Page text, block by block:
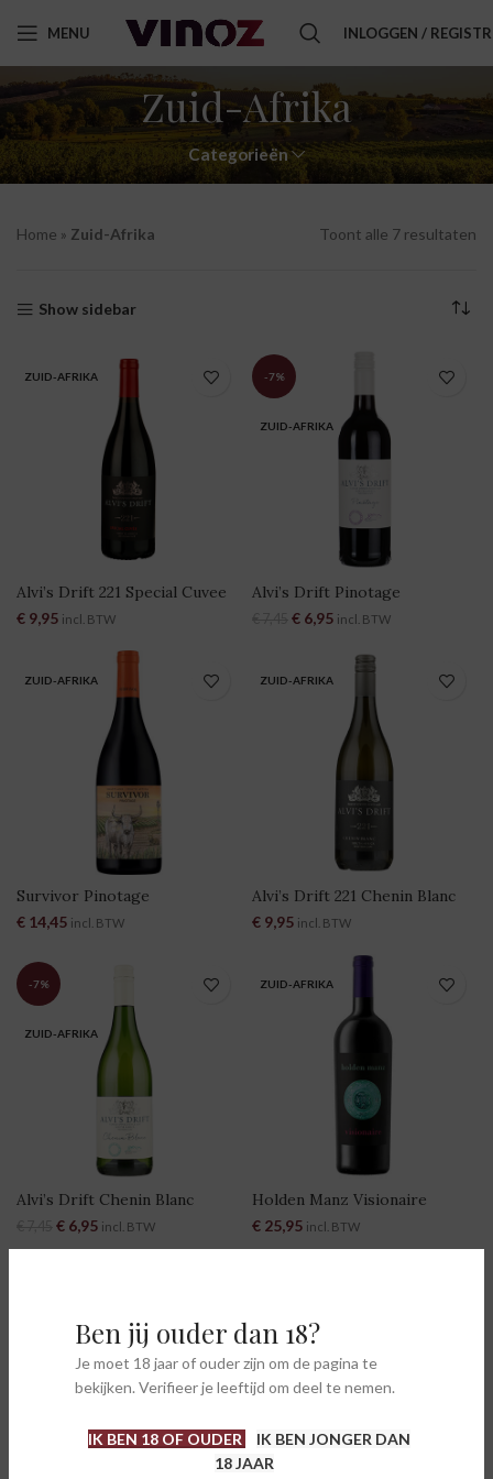
Ben jij ouder dan 18?
Je moet 18 jaar of ouder zijn om de pagina te
bekijken. Verifieer je leeftijd om deel te nemen.
IK BEN 18 OF OUDER
IK BEN JONGER DAN
18 JAAR
MENU INLOGGEN /
Zuid-Afrika
Categorieën
Home » Zuid-Afrika Toont alle 7 resultaten
Show sidebar
ZUID-AFRIKA
Alvi’s Drift 221 Special Cuvee
€ 9,95 incl. BTW
-7%
ZUID-AFRIKA
Alvi’s Drift Pinotage
Oorspronkelijke prijs was:
€ 6,95 Huidige prijs is:
incl. BTW
ZUID-AFRIKA
Survivor Pinotage
€ 14,45 incl. BTW
ZUID-AFRIKA
Alvi’s Drift 221 Chenin Blanc
€ 9,95 incl. BTW
-7%
ZUID-AFRIKA
Alvi’s Drift Chenin Blanc
Oorspronkelijke prijs was:
€ 7,45.
€ 6,95 Huidige prijs is:
€ 6,95.
incl. BTW
ZUID-AFRIKA
Holden Manz Visionaire
€ 25,95 incl. BTW